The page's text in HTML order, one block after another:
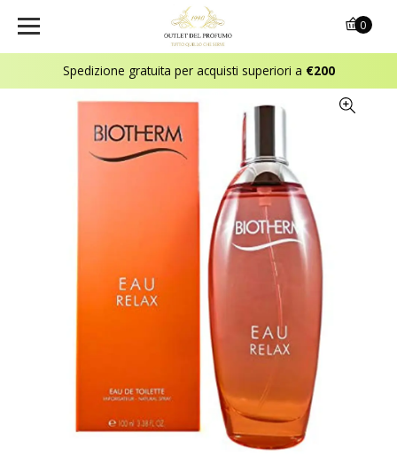
Spedizione gratuita per acquisti superiori a €200
0